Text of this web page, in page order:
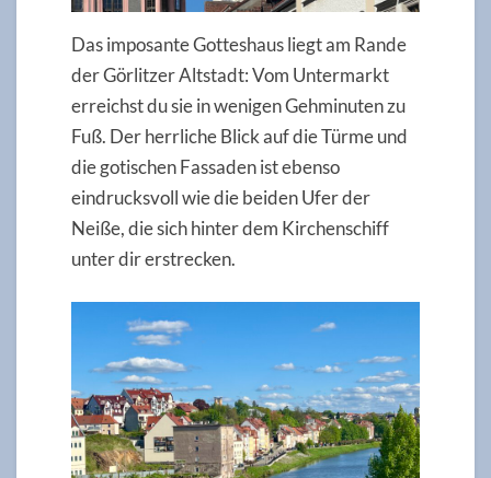
Das imposante Gotteshaus liegt am Rande
der Görlitzer Altstadt: Vom Untermarkt
erreichst du sie in wenigen Gehminuten zu
Fuß. Der herrliche Blick auf die Türme und
die gotischen Fassaden ist ebenso
eindrucksvoll wie die beiden Ufer der
Neiße, die sich hinter dem Kirchenschiff
unter dir erstrecken.